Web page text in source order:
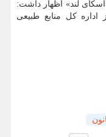
لند» اظهار داشت:
کل منابع طبیعی